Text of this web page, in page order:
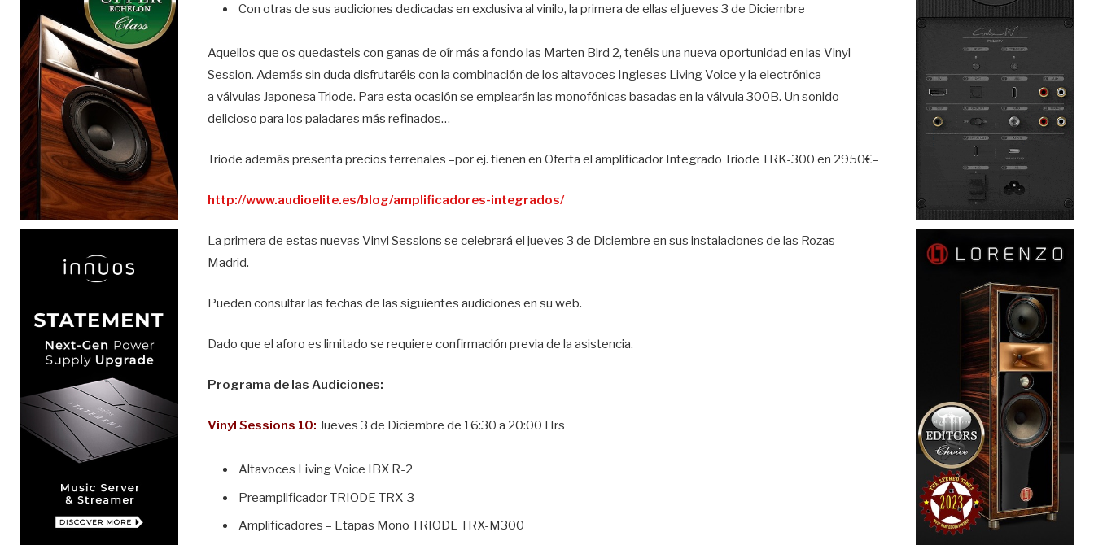
Con otras de sus audiciones dedicadas en exclusiva al vinilo, la primera de ellas el jueves 3 de Diciembre
Aquellos que os quedasteis con ganas de oír más a fondo las Marten Bird 2, tenéis una nueva oportunidad en las Vinyl
Session. Además sin duda disfrutaréis con la combinación de los altavoces Ingleses Living Voice y la electrónica
a válvulas Japonesa Triode. Para esta ocasión se emplearán las monofónicas basadas en la válvula 300B. Un sonido
delicioso para los paladares más refinados…
Triode además presenta precios terrenales –por ej. tienen en Oferta el amplificador Integrado Triode TRK-300 en 2950€–
http://www.audioelite.es/blog/amplificadores-integrados/
La primera de estas nuevas Vinyl Sessions se celebrará el jueves 3 de Diciembre en sus instalaciones de las Rozas –
Madrid.
Pueden consultar las fechas de las siguientes audiciones en su web.
Dado que el aforo es limitado se requiere confirmación previa de la asistencia.
Programa de las Audiciones:
Vinyl Sessions 10: Jueves 3 de Diciembre de 16:30 a 20:00 Hrs
Altavoces Living Voice IBX R-2
Preamplificador TRIODE TRX-3
Amplificadores – Etapas Mono TRIODE TRX-M300